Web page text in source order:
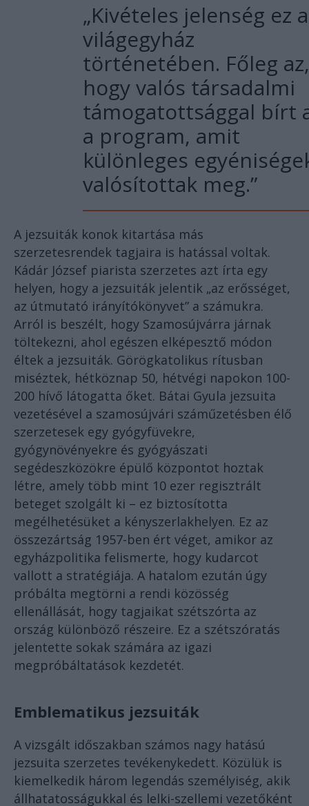
„Kivételes jelenség ez a
világegyház
történetében. Főleg az,
hogy valós társadalmi
támogatottsággal bírt
a program, amit
különleges
valósítottak meg.”
A jezsuiták konok kitartása más
szerzetesrendek tagjaira is hatással voltak.
Kádár József piarista szerzetes azt írta egy
helyen, hogy a jezsuiták jelentik „az erősséget,
az útmutató irányítókönyvet” a számukra.
Arról is beszélt, hogy Szamosújvárra járnak
töltekezni, ahol egészen elképesztő módon
éltek a jezsuiták. Görögkatolikus rítusban
miséztek, hétköznap 50, hétvégi napokon 100-
200 hívő látogatta őket. Bátai Gyula jezsuita
vezetésével a szamosújvári száműzetésben élő
szerzetesek egy gyógyfüvekre,
gyógynövényekre és gyógyászati
segédeszközökre épülő központot hoztak
létre, amely több mint 10 ezer regisztrált
beteget szolgált ki – ez biztosította
megélhetésüket a kényszerlakhelyen. Ez az
összezártság 1957-ben ért véget, amikor az
egyházpolitika felismerte, hogy kudarcot
vallott a stratégiája. A hatalom ezután úgy
próbálta megtörni a rendi közösség
ellenállását, hogy tagjaikat szétszórta az
ország különböző részeire. Ez a szétszóratás
jelentette sokak számára az igazi
megpróbáltatások kezdetét.
Emblematikus jezsuiták
A vizsgált időszakban számos nagy hatású
jezsuita szerzetes tevékenykedett. Közülük is
kiemelkedik három legendás személyiség, akik
állhatatosságukkal és lelki-szellemi vezetőként